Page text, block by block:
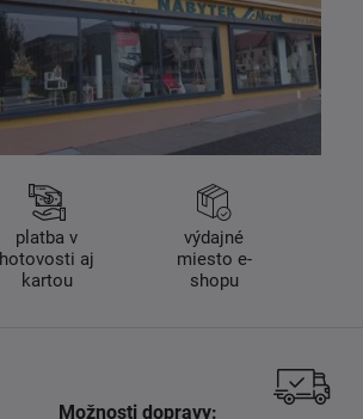
platba v
hotovosti aj
kartou
výdajné
miesto e-
shopu
Možnosti dopravy: